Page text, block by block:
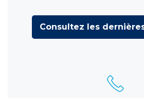
Consultez les